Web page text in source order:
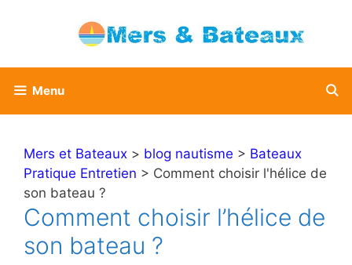
Menu
Mers et Bateaux > blog nautisme > Bateaux
Pratique Entretien > Comment choisir l'hélice de
son bateau ?
Comment choisir l’hélice de
son bateau ?